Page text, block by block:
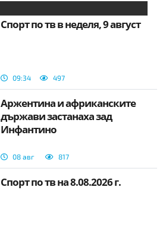
Спорт по тв в неделя, 9 август
09:34 497
Аржентина и африканските
държави застанаха зад
Инфантино
08 авг 817
Спорт по тв на 8.08.2026 г.